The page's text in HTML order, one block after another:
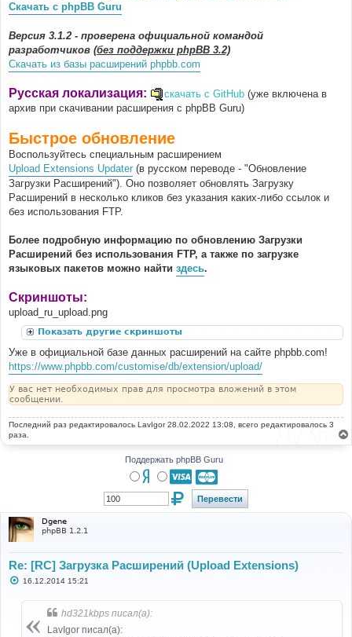
Скачать с phpBB Guru
Версия 3.1.2 - проверена официальной командой
разработчиков (без поддержки phpBB 3.2)
Скачать из базы расширений phpbb.com
Русская локализация: скачать с GitHub (уже включена в
архив при скачивании расширения с phpBB Guru)
Быстрое обновление
Воспользуйтесь специальным расширением
Upload Extensions Updater (в русском переводе - "Обновление
Загрузки Расширений"). Оно позволяет обновлять Загрузку
Расширений в несколько кликов без указания каких-либо ссылок и
без использования FTP.
Более подробную информацию по обновлению Загрузки
Расширений без использования FTP, а также по загрузке
языковых пакетов можно найти здесь.
Скриншоты:
upload_ru_upload.png
Показать другие скриншоты
Уже в официальной базе данных расширений на сайте phpbb.com!
https://www.phpbb.com/customise/db/extension/upload/
У вас нет необходимых прав для просмотра вложений в этом
сообщении.
Последний раз редактировалось LavIgor28.02.2022 13:08, всего редактировалось 3
раза.
Поддержать phpBB Guru
Dgene
phpBB 1.2.1
Re: [RC] Загрузка Расширений (Upload Extensions)
С16.12.2014 15:21
hd321kbps писал(а):
LavIgor писал(а):